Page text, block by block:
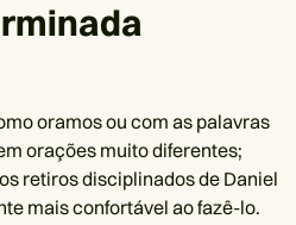
oramos ou com as palavras
orações muito diferentes;
retiros disciplinados de Daniel
mais confortável ao fazê-lo.